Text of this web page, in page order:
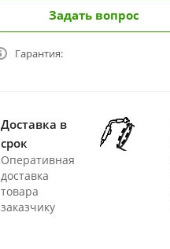
Задать вопрос
Гарантия:
Доставка в
срок
Оперативная
доставка
товара
заказчику